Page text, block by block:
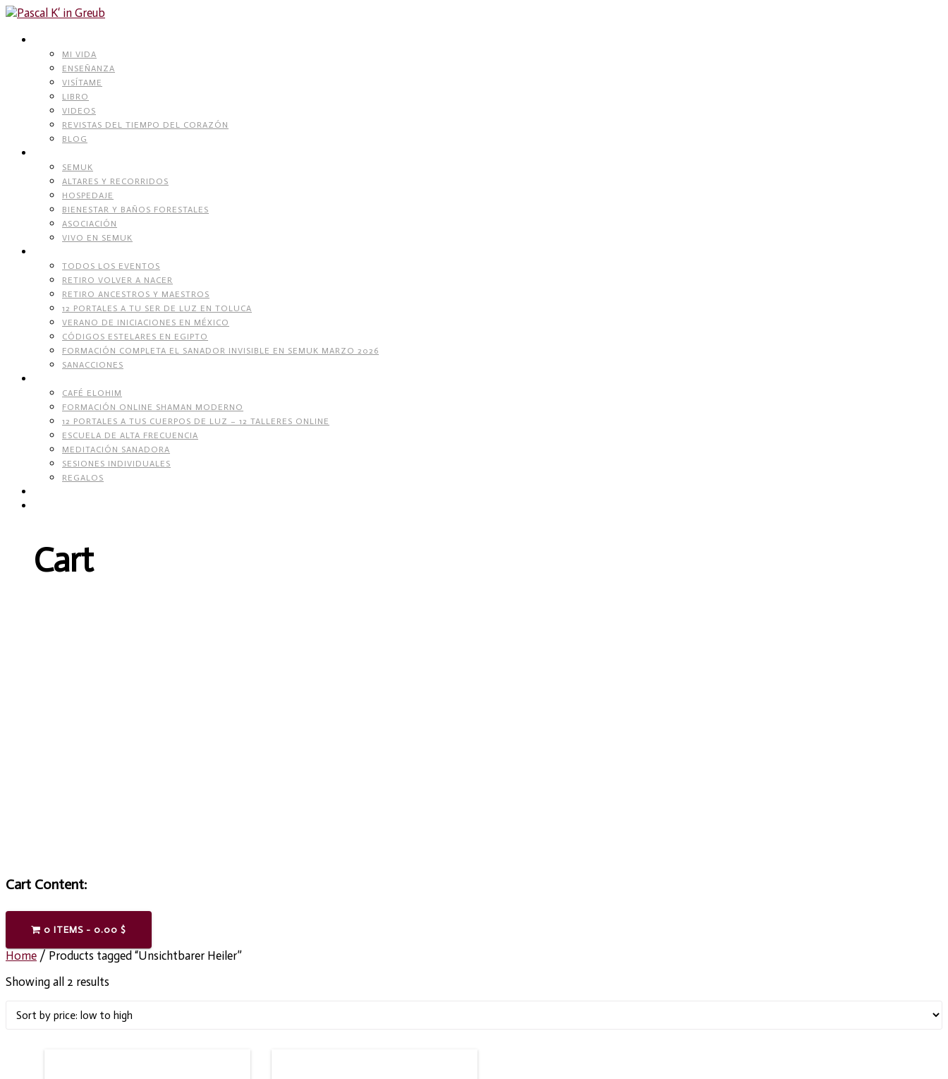
Skip
content
MI VIDA
ENSEÑANZA
VISÍTAME
LIBRO
VIDEOS
REVISTAS DEL TIEMPO DEL CORAZÓN
BLOG
SEMUK
ALTARES Y RECORRIDOS
HOSPEDAJE
BIENESTAR Y BAÑOS FORESTALES
ASOCIACIÓN
VIVO EN SEMUK
TODOS LOS EVENTOS
RETIRO VOLVER A NACER
RETIRO ANCESTROS Y MAESTROS
12 PORTALES A TU SER DE LUZ EN TOLUCA
VERANO DE INICIACIONES EN MÉXICO
CÓDIGOS ESTELARES EN EGIPTO
FORMACIÓN COMPLETA EL SANADOR INVISIBLE EN SEMUK MARZO 2026
SANACCIONES
CAFÉ ELOHIM
FORMACIÓN ONLINE SHAMAN MODERNO
12 PORTALES A TUS CUERPOS DE LUZ – 12 TALLERES ONLINE
ESCUELA DE ALTA FRECUENCIA
MEDITACIÓN SANADORA
SESIONES INDIVIDUALES
REGALOS
Cart
Cart Content:
0 ITEMS - 0.00 $
Home / Products tagged “Unsichtbarer Heiler”
Showing all 2 results